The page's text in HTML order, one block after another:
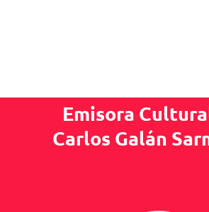
Emisora
Carlos Galán